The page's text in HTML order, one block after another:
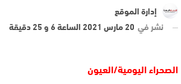
إدارة الموقع
نشر في 20 مارس 2021 الساعة 6 و 25 دقيقة
الصحراء اليومية/العيون